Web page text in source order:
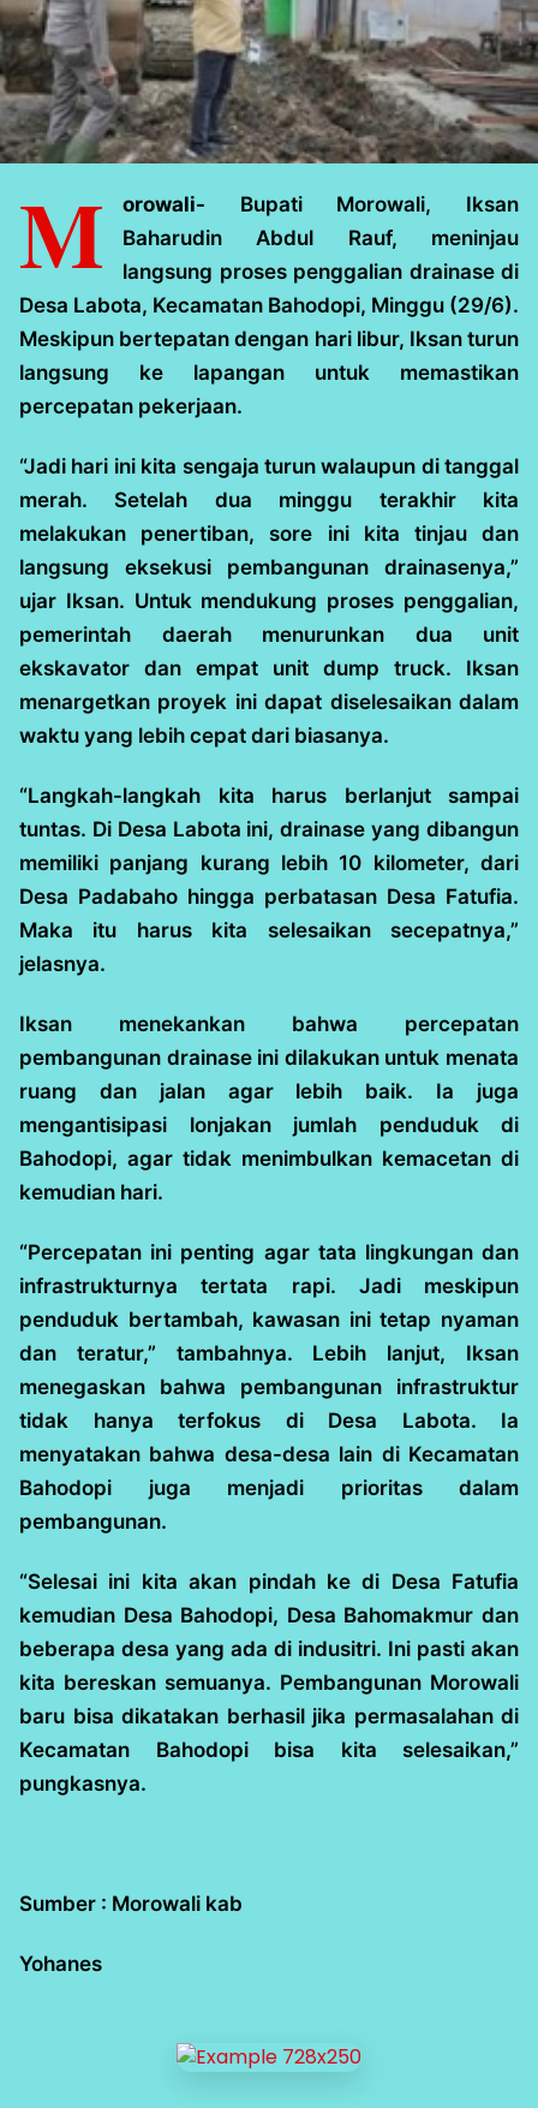
M orowali- Bupati Morowali, Iksan
Baharudin Abdul Rauf, meninjau
langsung proses penggalian drainase di
Desa Labota, Kecamatan Bahodopi, Minggu (29/6).
Meskipun bertepatan dengan hari libur, Iksan turun
langsung ke lapangan untuk memastikan
percepatan pekerjaan.
“Jadi hari ini kita sengaja turun walaupun di tanggal
merah. Setelah dua minggu terakhir kita
melakukan penertiban, sore ini kita tinjau dan
langsung eksekusi pembangunan drainasenya,”
ujar Iksan. Untuk mendukung proses penggalian,
pemerintah daerah menurunkan dua unit
ekskavator dan empat unit dump truck. Iksan
menargetkan proyek ini dapat diselesaikan dalam
waktu yang lebih cepat dari biasanya.
“Langkah-langkah kita harus berlanjut sampai
tuntas. Di Desa Labota ini, drainase yang dibangun
memiliki panjang kurang lebih 10 kilometer, dari
Desa Padabaho hingga perbatasan Desa Fatufia.
Maka itu harus kita selesaikan secepatnya,”
jelasnya.
Iksan menekankan bahwa percepatan
pembangunan drainase ini dilakukan untuk menata
ruang dan jalan agar lebih baik. Ia juga
mengantisipasi lonjakan jumlah penduduk di
Bahodopi, agar tidak menimbulkan kemacetan di
kemudian hari.
“Percepatan ini penting agar tata lingkungan dan
infrastrukturnya tertata rapi. Jadi meskipun
penduduk bertambah, kawasan ini tetap nyaman
dan teratur,” tambahnya. Lebih lanjut, Iksan
menegaskan bahwa pembangunan infrastruktur
tidak hanya terfokus di Desa Labota. Ia
menyatakan bahwa desa-desa lain di Kecamatan
Bahodopi juga menjadi prioritas dalam
pembangunan.
“Selesai ini kita akan pindah ke di Desa Fatufia
kemudian Desa Bahodopi, Desa Bahomakmur dan
beberapa desa yang ada di indusitri. Ini pasti akan
kita bereskan semuanya. Pembangunan Morowali
baru bisa dikatakan berhasil jika permasalahan di
Kecamatan Bahodopi bisa kita selesaikan,”
pungkasnya.
Sumber : Morowali kab
Yohanes